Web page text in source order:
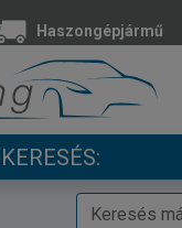
Haszongépjármű